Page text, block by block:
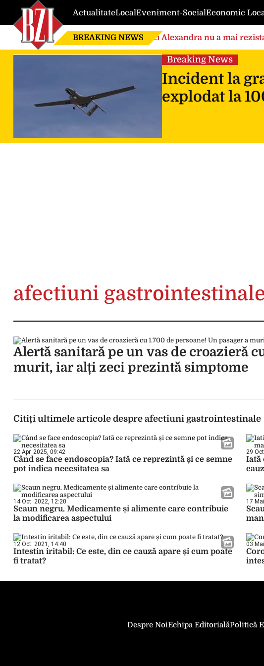
ActualitateLocalEveniment-SocialEconomic
BREAKING NEWS Nici Alexandra nu a mai
de căsnicie
Breaking News
Incident la
explodat la
afectiuni
Alertă sanitară pe un vas de croazieră
murit, iar alți zeci prezintă simptome
Citiți ultimele articole despre afectiuni gastrointestinale
22 Apr. 2025, 09:42
Când se face endoscopia? Iată ce reprezintă și ce semne
pot indica necesitatea sa
29
Iată
14 Oct. 2022, 12:20
Scaun negru. Medicamente și alimente care contribuie
la modificarea aspectului
17
12 Oct. 2021, 14:40
Intestin iritabil: Ce este, din ce cauză apare și cum poate
fi tratat?
03
Despre NoiEchipa EditorialăPolitică